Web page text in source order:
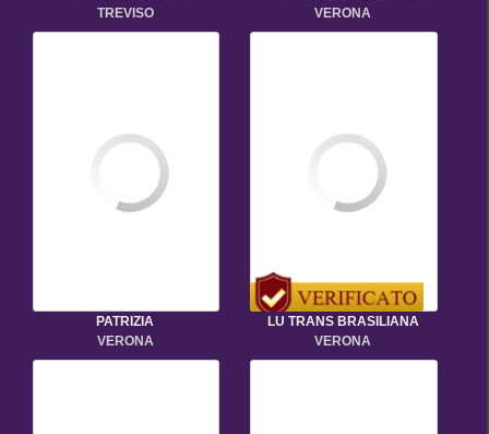
TREVISO
VERONA
PATRIZIA
VERONA
LU TRANS BRASILIANA
VERONA